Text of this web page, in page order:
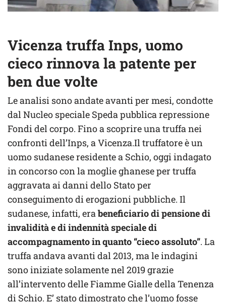
Vicenza truffa Inps, uomo
cieco rinnova la patente per
ben due volte
Le analisi sono andate avanti per mesi, condotte
dal Nucleo speciale Speda pubblica repressione
Fondi del corpo. Fino a scoprire una truffa nei
confronti dell’Inps, a Vicenza.Il truffatore è un
uomo sudanese residente a Schio, oggi indagato
in concorso con la moglie ghanese per truffa
aggravata ai danni dello Stato per
conseguimento di erogazioni pubbliche. Il
sudanese, infatti, erabeneficiario di pensione di
invalidità e di indennità speciale di
accompagnamento in quanto “cieco assoluto”. La
truffa andava avanti dal 2013, ma le indagini
sono iniziate solamente nel 2019 grazie
all’intervento delle Fiamme Gialle della Tenenza
di Schio. E’ stato dimostrato che l’uomo fosse